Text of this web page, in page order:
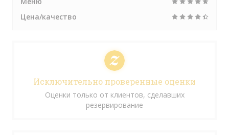
Цена/качество
Исключительно проверенные оценки
Оценки только от клиентов, сделавших
резервирование